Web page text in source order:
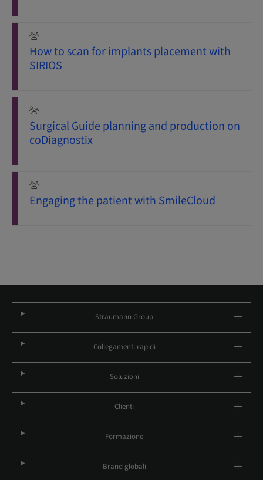
How to scan for implants placement with
SIRIOS
Surgical Guide planning and production on
coDiagnostix
Engaging the patient with SmileCloud
Straumann Group
Collegamenti rapidi
Soluzioni
Clienti
Formazione
Brand globali